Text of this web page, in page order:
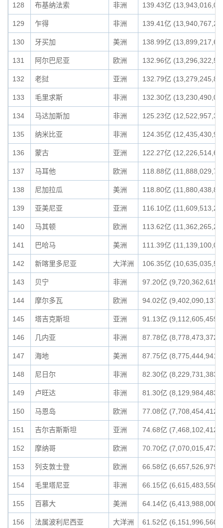
128 布基纳法索 非洲 139.43亿
129 乍得 非洲 139.41亿
130 牙买加 美洲 138.99亿
131 阿尔巴尼亚 欧洲 132.96亿
132 老挝 亚洲 132.79亿
133 毛里求斯 非洲 132.30亿
134 马达加斯加 非洲 125.23亿
135 纳米比亚 非洲 124.35亿
136 蒙古 亚洲 122.27亿
137 马耳他 欧洲 118.88亿
138 尼加拉瓜 美洲 118.80亿
139 亚美尼亚 亚洲 116.10亿
140 马其顿 欧洲 113.62亿
141 巴哈马 美洲 111.39亿
142 新喀里多尼亚 大洋洲 106.35亿
143 贝宁 非洲 97.20亿 (9,720,362,615)
144 摩尔多瓦 欧洲 94.02亿 (9,402,090,137)
145 塔吉克斯坦 亚洲 91.13亿 (9,112,605,459)
146 几内亚 非洲 87.78亿 (8,778,473,372)
147 海地 美洲 87.75亿 (8,775,444,941)
148 尼日尔 非洲 82.30亿 (8,229,731,383)
149 卢旺达 非洲 81.30亿 (8,129,984,483)
150 马恩岛 欧洲 77.08亿 (7,708,454,412)
151 吉尔吉斯斯坦 亚洲 74.68亿 (7,468,102,412)
152 摩纳哥 欧洲 70.70亿 (7,070,015,473)
153 列支敦士登 欧洲 66.58亿 (6,657,526,979)
154 毛里塔尼亚 非洲 66.15亿 (6,615,483,550)
155 百慕大 美洲 64.14亿 (6,413,988,000)
156 法属波利尼西亚 大洋洲 61.52亿 (6,151,996,560)